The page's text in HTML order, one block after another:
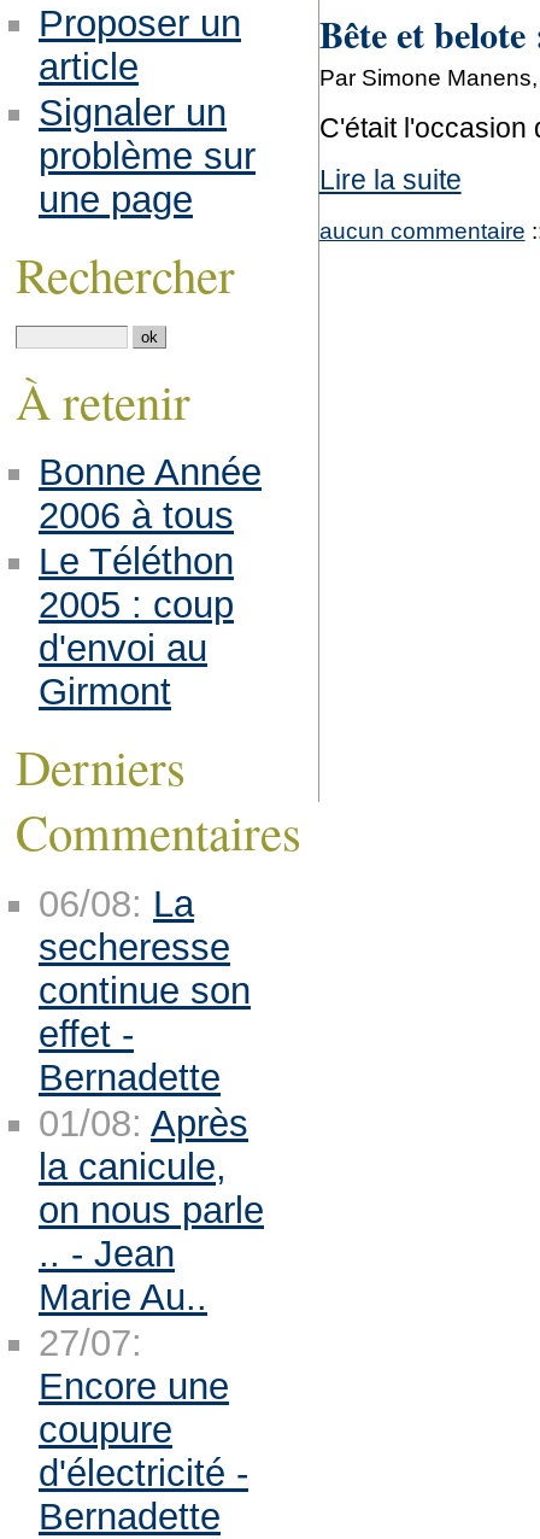
Bête et
Par Simone
C'était l'occasion
Lire la suite
aucun commentaire
Proposer un
article
Signaler un
problème sur
une page
Rechercher
À retenir
Bonne Année
2006 à tous
Le Téléthon
2005 : coup
d'envoi au
Girmont
Derniers
Commentaires
06/08: La
secheresse
continue son
effet -
Bernadette
01/08: Après
la canicule,
on nous parle
.. - Jean
Marie Au..
27/07:
Encore une
coupure
d'électricité -
Bernadette